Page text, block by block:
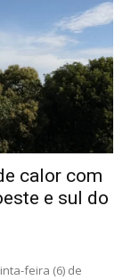
calor com
e sul do
feira (6) de